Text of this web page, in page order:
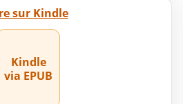
sur Kindle
Kindle
via EPUB